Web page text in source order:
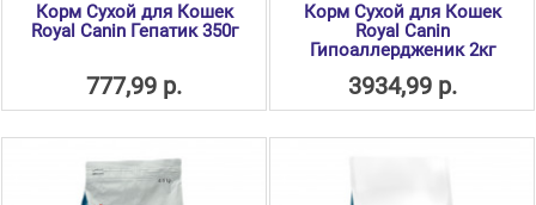
Корм Сухой для Кошек
Royal Canin Гепатик 350г
777,99 р.
Корм Сухой для Кошек
Royal Canin
Гипоаллердженик 2кг
3934,99 р.